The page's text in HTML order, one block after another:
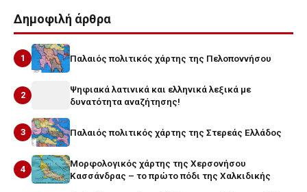
Δημοφιλή άρθρα
1 Παλαιός πολιτικός χάρτης της Πελοποννήσου
2
Ψηφιακά λατινικά και ελληνικά λεξικά με
δυνατότητα αναζήτησης!
3 Παλαιός πολιτικός χάρτης της Στερεάς Ελλάδος
4
Μορφολογικός χάρτης της Χερσονήσου
Κασσάνδρας – το πρώτο πόδι της Χαλκιδικής